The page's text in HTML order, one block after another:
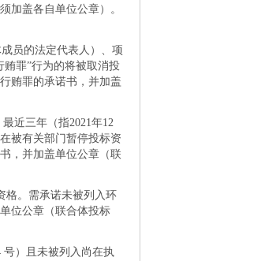
加盖各自单位公章）。
员的法定代表人）、项
罪”行为的将被取消投
贿罪的承诺书，并加盖
近三年（指2021年12
被有关部门暂停投标资
，并加盖单位公章（联
格。需承诺未被列入环
位公章（联合体投标
号）且未被列入尚在执